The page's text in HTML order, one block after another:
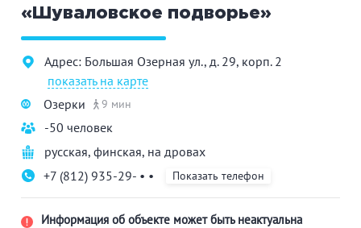
«Шуваловское подворье»
Адрес: Большая Озерная ул., д. 29, корп. 2
показать на карте
Озерки
9 мин
-50 человек
русская, финская, на дровах
+7 (812) 935-29- • •
Показать телефон
Информация об объекте может быть неактуальна